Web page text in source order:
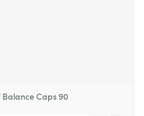
Caps 90